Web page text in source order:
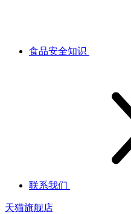
食品安全知识
联系我们
天猫旗舰店